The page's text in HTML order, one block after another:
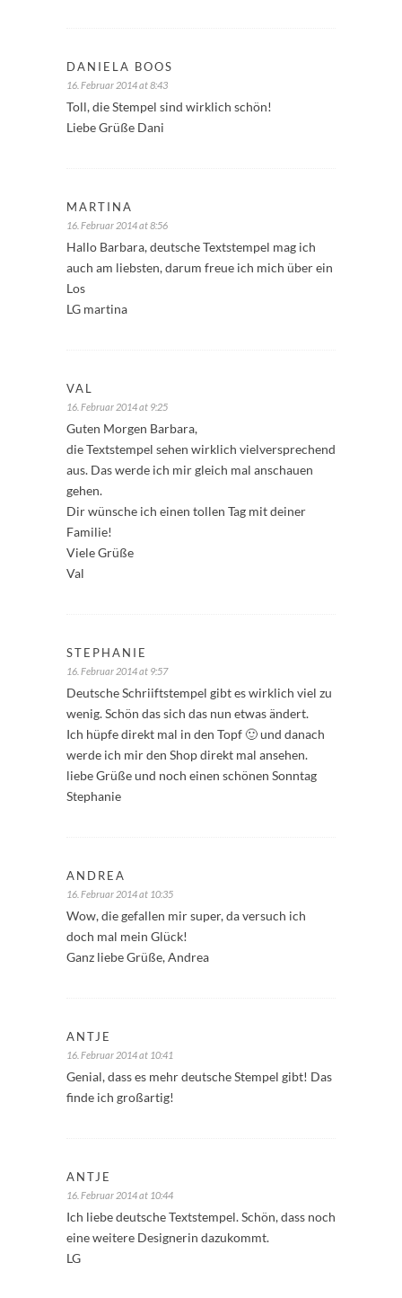
DANIELA BOOS
16. Februar 2014 at 8:43
Toll, die Stempel sind wirklich schön!
Liebe Grüße Dani
MARTINA
16. Februar 2014 at 8:56
Hallo Barbara, deutsche Textstempel mag ich
auch am liebsten, darum freue ich mich über ein
Los
LG martina
VAL
16. Februar 2014 at 9:25
Guten Morgen Barbara,
die Textstempel sehen wirklich vielversprechend
aus. Das werde ich mir gleich mal anschauen
gehen.
Dir wünsche ich einen tollen Tag mit deiner
Familie!
Viele Grüße
Val
STEPHANIE
16. Februar 2014 at 9:57
Deutsche Schriiftstempel gibt es wirklich viel zu
wenig. Schön das sich das nun etwas ändert.
Ich hüpfe direkt mal in den Topf 🙂 und danach
werde ich mir den Shop direkt mal ansehen.
liebe Grüße und noch einen schönen Sonntag
Stephanie
ANDREA
16. Februar 2014 at 10:35
Wow, die gefallen mir super, da versuch ich
doch mal mein Glück!
Ganz liebe Grüße, Andrea
ANTJE
16. Februar 2014 at 10:41
Genial, dass es mehr deutsche Stempel gibt! Das
finde ich großartig!
ANTJE
16. Februar 2014 at 10:44
Ich liebe deutsche Textstempel. Schön, dass noch
eine weitere Designerin dazukommt.
LG